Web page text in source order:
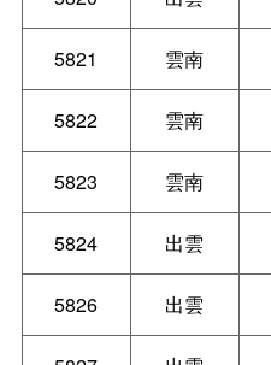
5821 雲南
5822 雲南
5823 雲南
5824 出雲
5826 出雲